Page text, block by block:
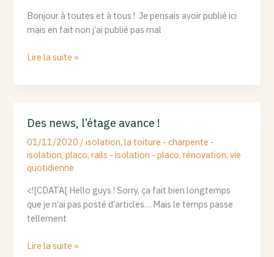
Bonjour à toutes et à tous ! Je pensais avoir publié ici
mais en fait non j’ai publié pas mal
Lire la suite »
Des news, l’étage avance !
01/11/2020 /isolation,la toiture - charpente -
isolation,placo,rails - isolation - placo,rénovation,vie
quotidienne
<![CDATA[ Hello guys ! Sorry, ça fait bien longtemps
que je n’ai pas posté d’articles… Mais le temps passe
tellement
Des
news,
l’étage
avance
Lire la suite »